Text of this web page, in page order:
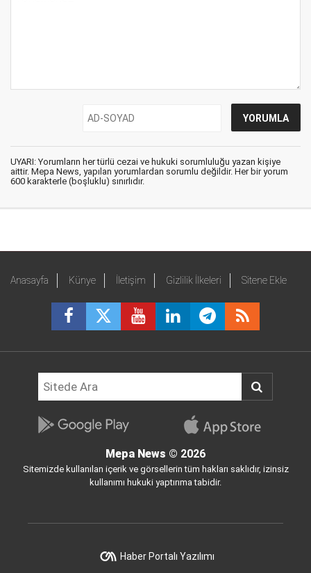
UYARI: Yorumların her türlü cezai ve hukuki sorumluluğu yazan kişiye
aittir. Mepa News, yapılan yorumlardan sorumlu değildir. Her bir yorum
600 karakterle (boşluklu) sınırlıdır.
Anasayfa Künye İletişim Gizlilik İlkeleri Sitene Ekle
Mepa News © 2026
Sitemizde kullanılan içerik ve görsellerin tüm hakları saklıdır, izinsiz
kullanımı hukuki yaptırıma tabidir.
Haber Portalı Yazılımı